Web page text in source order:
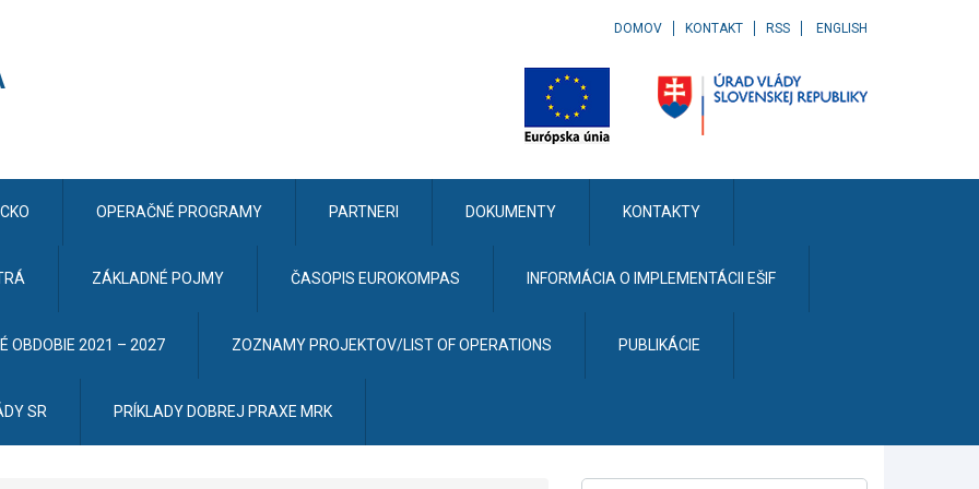
DOMOV KONTAKT RSS ENGLISH
CKO OPERAČNÉ PROGRAMY PARTNERI DOKUMENTY KONTAKTY
ZÁKLADNÉ POJMY ČASOPIS EUROKOMPAS INFORMÁCIA O IMPLEMENTÁCII EŠIF
OBDOBIE 2021 – 2027 ZOZNAMY PROJEKTOV/LIST OF OPERATIONS PUBLIKÁCIE
SR PRÍKLADY DOBREJ PRAXE MRK